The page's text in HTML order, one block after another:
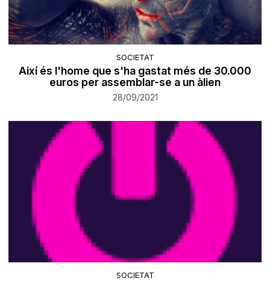
SOCIETAT
Així és l'home que s'ha gastat més de 30.000
euros per assemblar-se a un àlien
28/09/2021
SOCIETAT